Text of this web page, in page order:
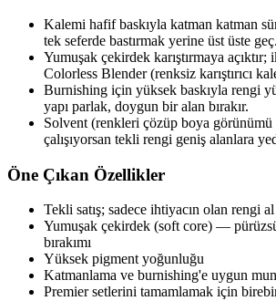
Kalemi hafif baskıyla katman katman
tek seferde bastırmak yerine üst üste geç.
Yumuşak çekirdek karıştırmaya
Colorless Blender (renksiz karıştırıcı
Burnishing için yüksek baskıyla rengi
yapı parlak, doygun bir alan bırakır.
Solvent (renkleri çözüp boya
çalışıyorsan tekli rengi geniş alanlara
Öne Çıkan Özellikler
Tekli satış; sadece ihtiyacın olan rengi al
Yumuşak çekirdek (soft core) —
bırakımı
Yüksek pigment yoğunluğu
Katmanlama ve burnishing'e uygun
Premier setlerini tamamlamak için